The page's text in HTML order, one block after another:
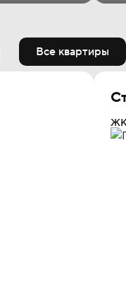
Все квартиры
ЖК